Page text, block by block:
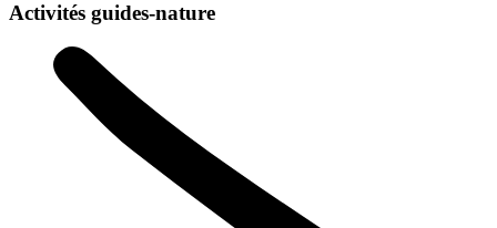
Activités guides-nature